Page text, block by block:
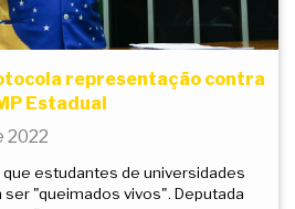
representação contra
Estadual
2022
estudantes de universidades
"queimados vivos". Deputada